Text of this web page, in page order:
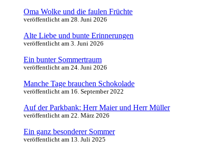
Oma Wolke und die faulen Früchte
veröffentlicht am 28. Juni 2026
Alte Liebe und bunte Erinnerungen
veröffentlicht am 3. Juni 2026
Ein bunter Sommertraum
veröffentlicht am 24. Juni 2026
Manche Tage brauchen Schokolade
veröffentlicht am 16. September 2022
Auf der Parkbank: Herr Maier und Herr Müller
veröffentlicht am 22. März 2026
Ein ganz besonderer Sommer
veröffentlicht am 13. Juli 2025